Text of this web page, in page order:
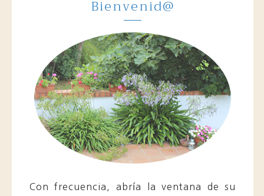
Bienvenid@
Con frecuencia, abría la ventana de su